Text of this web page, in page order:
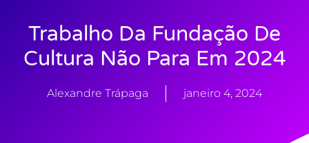
Trabalho Da Fundação De
Cultura Não Para Em 2024
Alexandre Trápaga janeiro 4, 2024